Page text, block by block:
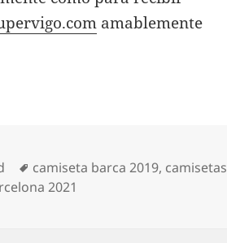
amablemente
Etiquetas
camiseta barca 2019, camisetas
2021